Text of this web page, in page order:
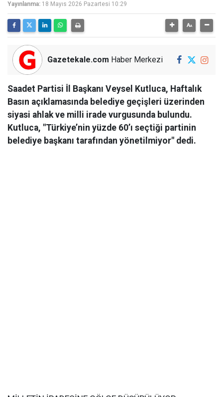
Yayınlanma: 18 Mayıs 2026 Pazartesi 10:29
Gazetekale.com Haber Merkezi
Saadet Partisi İl Başkanı Veysel Kutluca, Haftalık
Basın açıklamasında belediye geçişleri üzerinden
siyasi ahlak ve milli irade vurgusunda bulundu.
Kutluca, "Türkiye’nin yüzde 60’ı seçtiği partinin
belediye başkanı tarafından yönetilmiyor" dedi.